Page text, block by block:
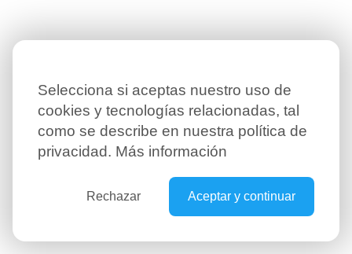
Selecciona si aceptas nuestro uso de
cookies y tecnologías relacionadas, tal
como se describe en nuestra política de
privacidad. Más información
Rechazar Aceptar y continuar